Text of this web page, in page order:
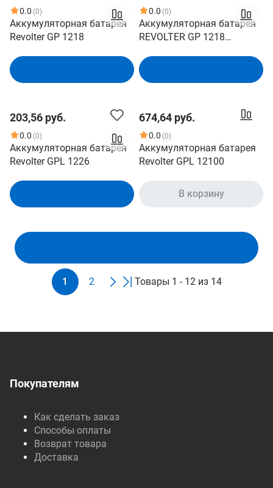
(4614040020018)
0.0 (0)
Аккумуляторная батарея
Revolter GP 1218
0.0 (0)
Аккумуляторная батарея
REVOLTER GP 1218
18Ач, клемма Болт + гайка
? 5,5 мм ДхШхВ:
элементов 6; Срок службы
5лет; Гарантия 1год
(4614040020019)
203,56 руб.
0.0 (0)
Аккумуляторная батарея
Revolter GPL 1226
674,64 руб.
0.0 (0)
Аккумуляторная батарея
Revolter GPL 12100
В корзину
1 2 Товары 1 - 12 из 14
Покупателям
Как сделать заказ
Способы оплаты
Возврат товара
Доставка